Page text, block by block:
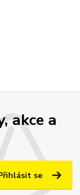
akce a
se